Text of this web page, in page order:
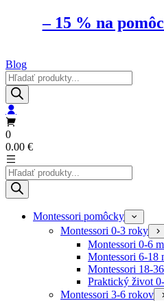
– 15 % na
Blog
Products
search
0
0.00 €
Products
search
Montessori pomôcky
Montessori 0-3 roky
Montessori 0-6
Montessori 6-18
Montessori 18-
Praktický život
Montessori 3-6 rokov